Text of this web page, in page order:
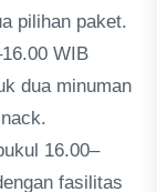
pilihan paket.
WIB
dua minuman
16.00–
fasilitas